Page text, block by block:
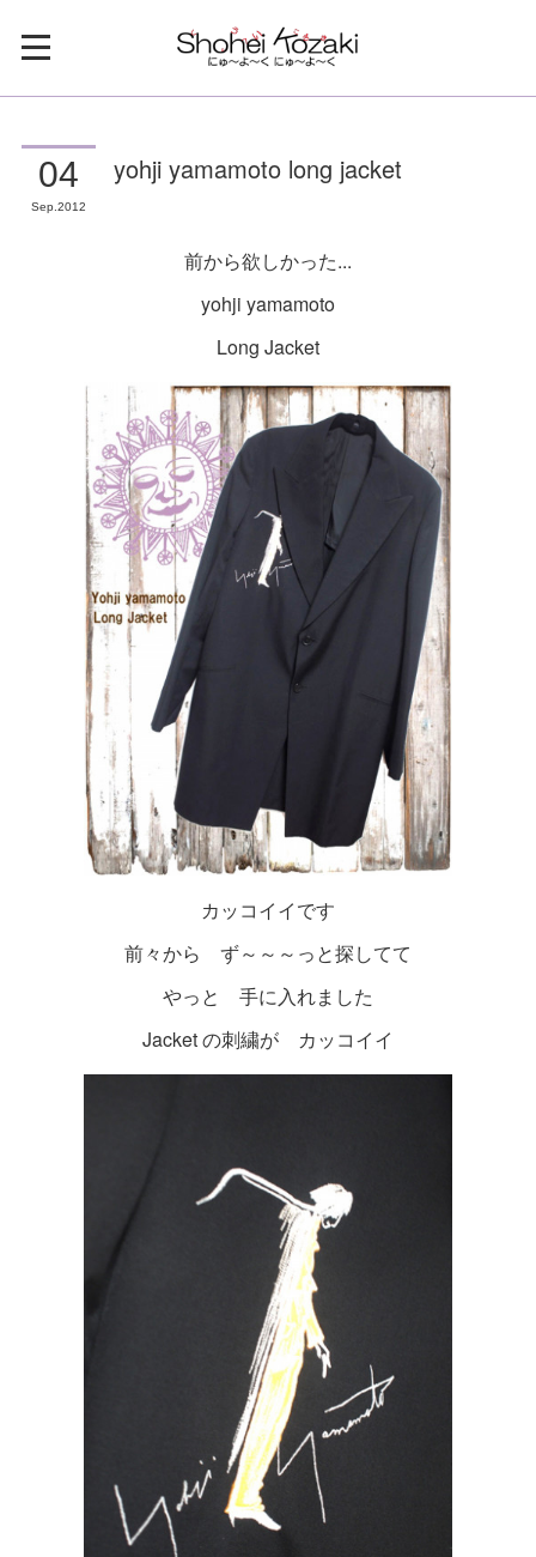
04
Sep 2012
yohji yamamoto long jacket
前から欲しかった...
yohji yamamoto
Long Jacket
カッコイイです
前々から ず～～～っと探してて
やっと 手に入れました
Jacket の刺繍が カッコイイ